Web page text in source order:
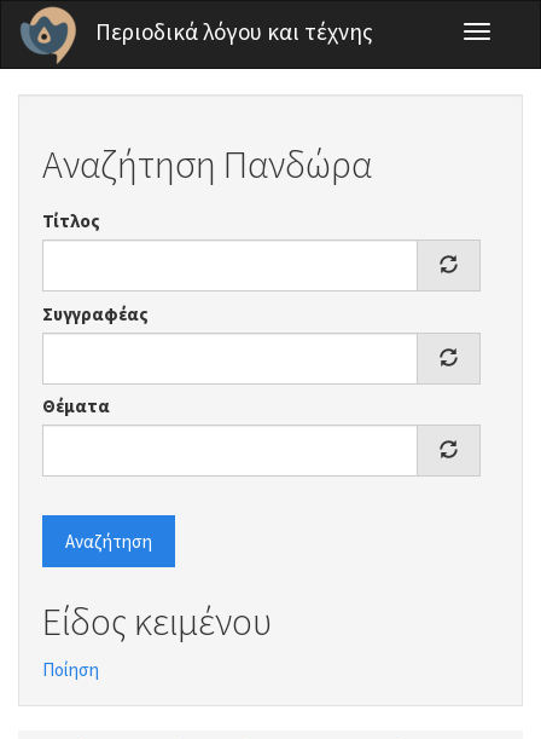
Παράκαμψη προς το κυρίως περιεχόμενο
Περιοδικά λόγου και τέχνης
Toggle
Αναζήτηση Πανδώρα
Τίτλος
Συγγραφέας
Θέματα
Αναζήτηση
Είδος κειμένου
Ποίηση